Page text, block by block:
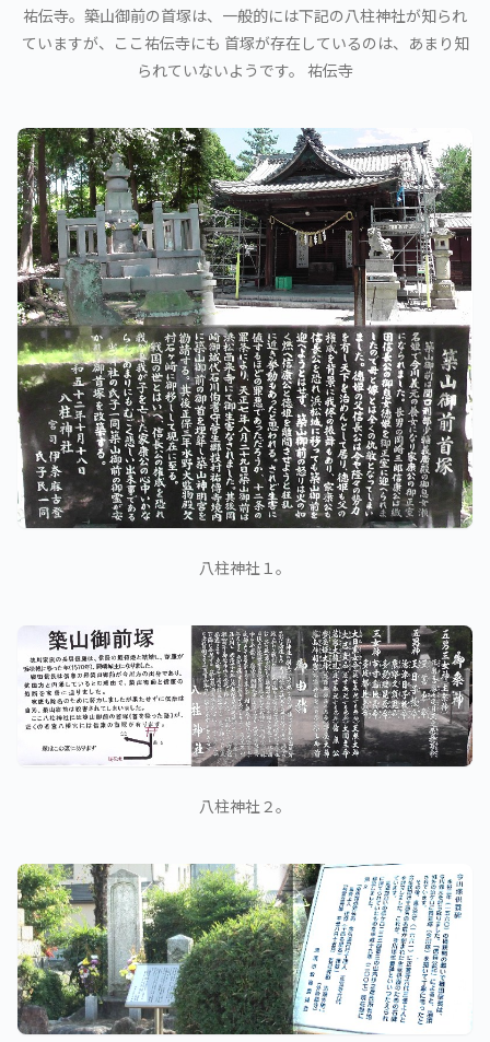
祐伝寺。築山御前の首塚は、一般的には下記の八柱神社が知られ
ていますが、ここ祐伝寺にも 首塚が存在しているのは、あまり知
られていないようです。 祐伝寺
八柱神社１。
八柱神社２。